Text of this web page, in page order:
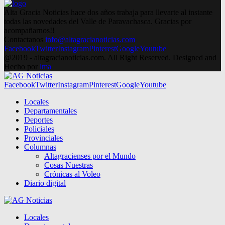
Alta Gracia Noticias hace dos años trabaja para llevarte al instante
todas las novedades del Valle de Paravachasca. Gracias por
acompañarnos!!
Contactanos info@altagracianoticias.com
FacebookTwitterInstagramPinterestGoogleYoutube
@2019 - altagracianoticias.com. All Right Reserved. Designed and
Hecho por lma
FacebookTwitterInstagramPinterestGoogleYoutube
Locales
Departamentales
Deportes
Policiales
Provinciales
Columnas
Altagracienses por el Mundo
Cosas Nuestras
Crónicas al Voleo
Diario digital
Locales